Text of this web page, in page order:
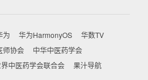
为 华为HarmonyOS
华数TV
师协会
中华中医药学会
中医药学会联合会 果汁导航